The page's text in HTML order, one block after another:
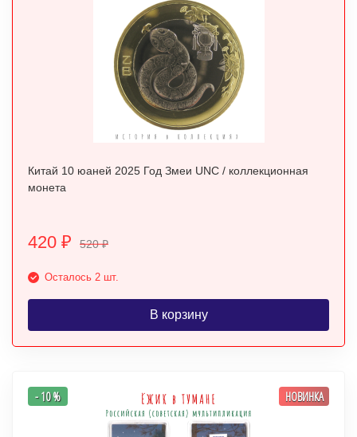
Китай 10 юаней 2025 Год Змеи UNC / коллекционная
монета
420 ₽ 520₽
Осталось 2 шт.
В корзину
- 10 % НОВИНКА